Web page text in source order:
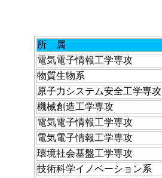
所 属
電気電子情報工学専攻
物質生物系
原子力システム安全工学専攻
機械創造工学専攻
電気電子情報工学専攻
電気電子情報工学専攻
環境社会基盤工学専攻
技術科学イノベーション系